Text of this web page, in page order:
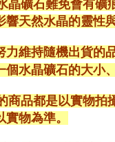
晶礦石難免會有礦
響天然水晶的靈性
力維持隨機出貨的
個水晶礦石的大小
商品都是以實物拍
實物為準。